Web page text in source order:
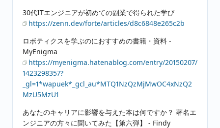
30代ITエンジニアが初めての副業で得られた学び
https://zenn.dev/forte/articles/d8c6848e265c2b
ロボティクスを学ぶのにおすすめの書籍・資料 -
MyEnigma
https://myenigma.hatenablog.com/entry/20150207/
1423298357?
_gl=1*wapuek*_gcl_au*MTQ1NzQzMjMwOC4xNzQ2
MzU5MzU1
あなたのキャリアに影響を与えた本は何ですか？ 著名エ
ンジニアの方々に聞いてみた【第六弾】 - Findy